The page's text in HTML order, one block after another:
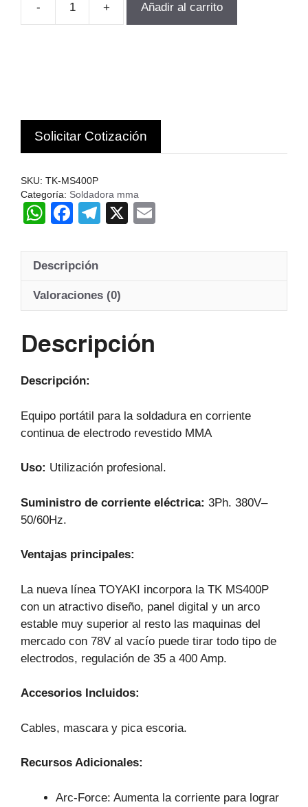
-
SOLDADORA
VOL380V
TOYAKI
JA
+ Añadir al carrito
Solicitar Cotización
SKU: TK-MS400P
Categoría: Soldadora mma
W
at
A
p
F
c
b
o
T
e
a
X
ail
Descripción
Valoraciones (0)
Descripción
Descripción:
Equipo portátil para la soldadura en corriente
continua de electrodo revestido MMA
Uso: Utilización profesional.
Suministro de corriente eléctrica: 3Ph. 380V–
50/60Hz.
Ventajas principales:
La nueva línea TOYAKI incorpora la TK MS400P
con un atractivo diseño, panel digital y un arco
estable muy superior al resto las maquinas del
mercado con 78V al vacío puede tirar todo tipo de
electrodos, regulación de 35 a 400 Amp.
Accesorios Incluidos:
Cables, mascara y pica escoria.
Recursos Adicionales:
Arc-Force: Aumenta la corriente para lograr